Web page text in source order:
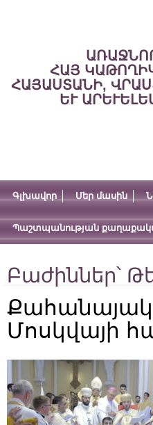
ՀԱՅ
ՀԱՅԱՍՏԱՆԻ,
ԵՒ
Գլխավոր Մեր մասին
Պաշտպանության
Բաժիններ՝
Մոսկվայի